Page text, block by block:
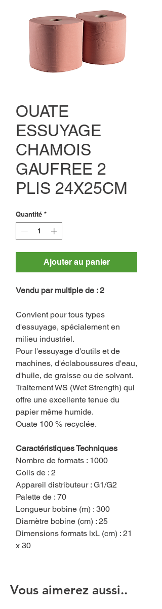
OUATE
ESSUYAGE
CHAMOIS
GAUFREE 2
PLIS 24X25CM
Quantité *
Ajouter au panier
Vendu par multiple de : 2
Convient pour tous types
d'essuyage, spécialement en
milieu industriel.
Pour l'essuyage d'outils et de
machines, d'éclaboussures d'eau,
d'huile, de graisse ou de solvant.
Traitement WS (Wet Strength) qui
offre une excellente tenue du
papier même humide.
Ouate 100 % recyclée.
Caractéristiques Techniques
Nombre de formats : 1000
Colis de : 2
Appareil distributeur : G1/G2
Palette de : 70
Longueur bobine (m) : 300
Diamètre bobine (cm) : 25
Dimensions formats lxL (cm) : 21
x 30
Vous aimerez aussi..